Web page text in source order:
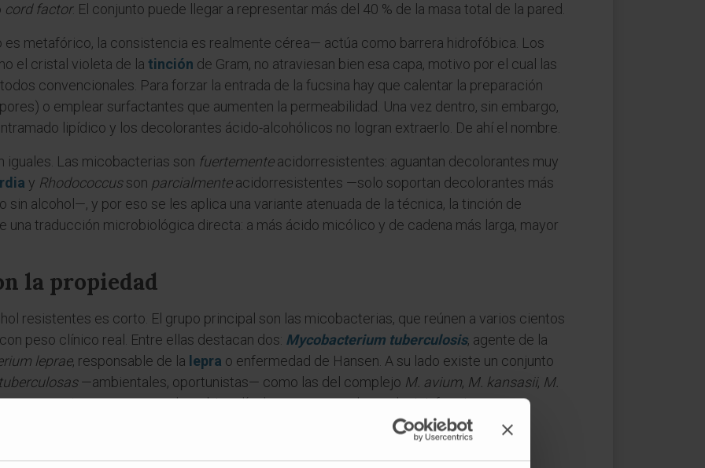
cord factor. El conjunto puede llegar a representar más del 40 % de la masa total de la pared.
metafórico, la consistencia es realmente cérea— actúa como barrera hidrofóbica. Los
el cristal violeta de la tinción de Gram, no atraviesan bien esa capa, motivo por el cual las
convencionales. Para forzar la entrada de la fucsina hay que calentar la preparación
o emplear surfactantes que aumenten la permeabilidad. Una vez dentro, sin embargo,
lipídico y los decolorantes ácido-alcohólicos no logran extraerlo. De ahí el nombre.
iguales. Las micobacterias son fuertementeacidorresistentes: aguantan decolorantes muy
y Rhodococcusson parcialmenteacidorresistentes —solo soportan decolorantes más
sin alcohol—, y por eso se les aplica una variante atenuada de la técnica, la tinción de
una traducción microbiológica directa: a más ácido micólico y de cadena más larga, mayor
la propiedad
resistentes es corto. El grupo principal son las micobacterias, que reúnen a varios cientos
peso clínico real. Entre ellas destacan dos: Mycobacterium tuberculosis, agente de la
leprae, responsable de la lepra o enfermedad de Hansen. A su lado existe un conjunto
—ambientales, oportunistas— como las del complejo M. avium, M. kansasii, M.
, presentes en aguas, suelos y biopelículas, y capaces de producir infecciones
en pacientes con factores predisponentes.
propiedad aparece en bacterias filogenéticamente próximas. Los génerosNocardia,